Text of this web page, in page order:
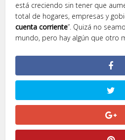
está creciendo sin tener que
total de hogares, empresas y
cuenta corriente”. Quizá no
mundo, pero hay algún que otro